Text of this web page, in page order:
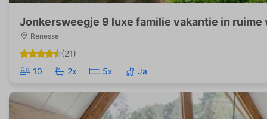
Jonkersweegje 9 luxe familie vakantie in ruime
Renesse
(21)
10
2x 5x Ja